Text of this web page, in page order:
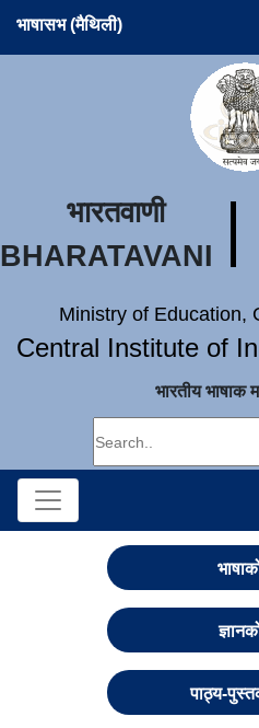
भाषासभ (मैथिली)
भारतवाणी
BHARATAVANI
Ministry of Education,
Central Institute of
भारतीय भाषाक
पाठ्य-